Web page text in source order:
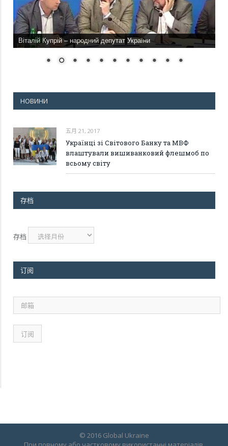
Віталій Купрій – народний депутат України
НОВИНИ
五月 21, 2017
Українці зі Світового Банку та МВФ
влаштували вишиванковий флешмоб по
всьому світу
存档
存档
订阅
© 2016 Global Ukraine